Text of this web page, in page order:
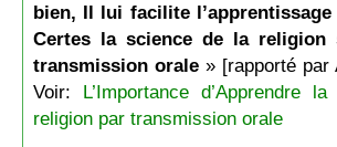
bien, Il lui facilite
Certes la science de la religion
transmission orale» [rapporté par
Voir: L’Importance d’Apprendre
religion par transmission orale